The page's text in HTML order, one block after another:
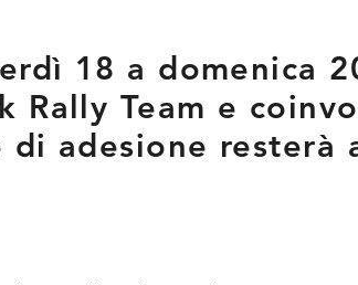
18 a domenica
Rally Team e
di adesione resterà